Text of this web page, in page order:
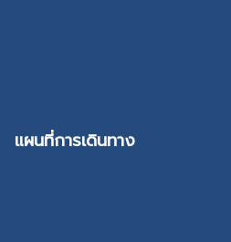
แผนที่การเดินทาง